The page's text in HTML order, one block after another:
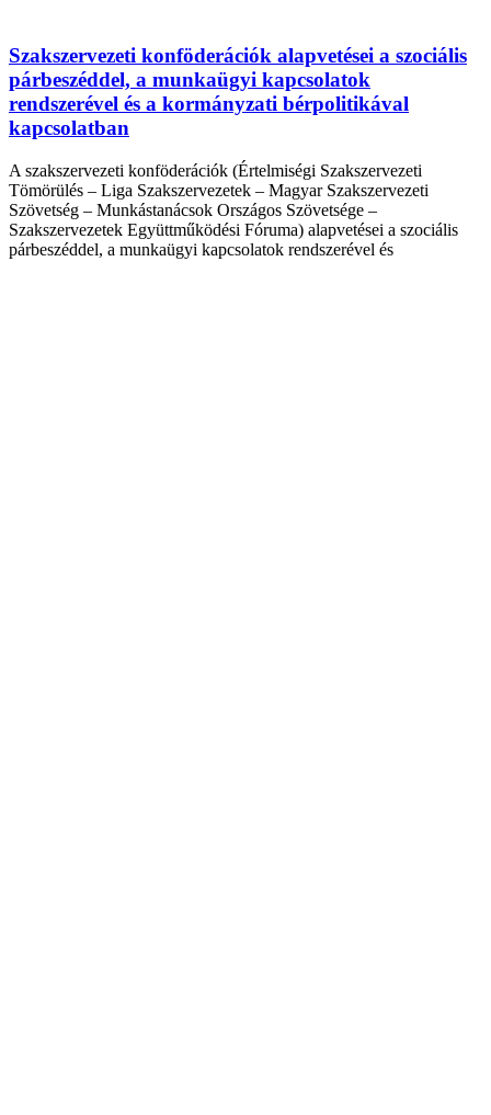
Szakszervezeti konföderációk alapvetései a szociális
párbeszéddel, a munkaügyi kapcsolatok
rendszerével és a kormányzati bérpolitikával
kapcsolatban
A szakszervezeti konföderációk (Értelmiségi Szakszervezeti
Tömörülés – Liga Szakszervezetek – Magyar Szakszervezeti
Szövetség – Munkástanácsok Országos Szövetsége –
Szakszervezetek Együttműködési Fóruma) alapvetései a szociális
párbeszéddel, a munkaügyi kapcsolatok rendszerével és